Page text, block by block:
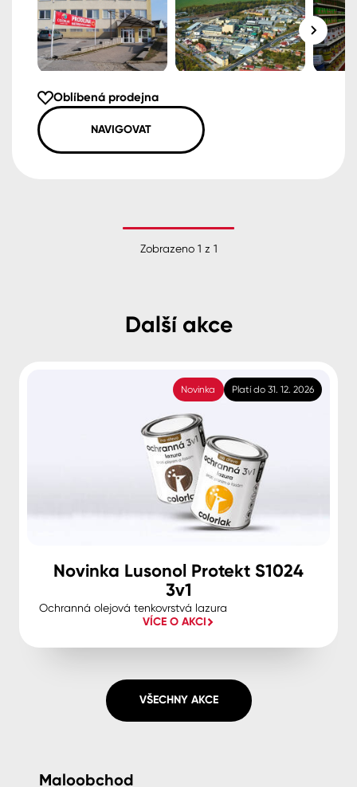
Oblíbená prodejna
NAVIGOVAT
Zobrazeno 1 z 1
Další akce
Novinka Platí do 31. 12. 2026
Novinka Lusonol Protekt S1024
3v1
Ochranná olejová tenkovrstvá lazura
VÍCE O AKCI
VŠECHNY AKCE
Maloobchod